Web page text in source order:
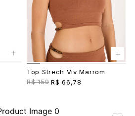
+ +
Top Strech Viv Marrom
R$ 159 R$ 66,78